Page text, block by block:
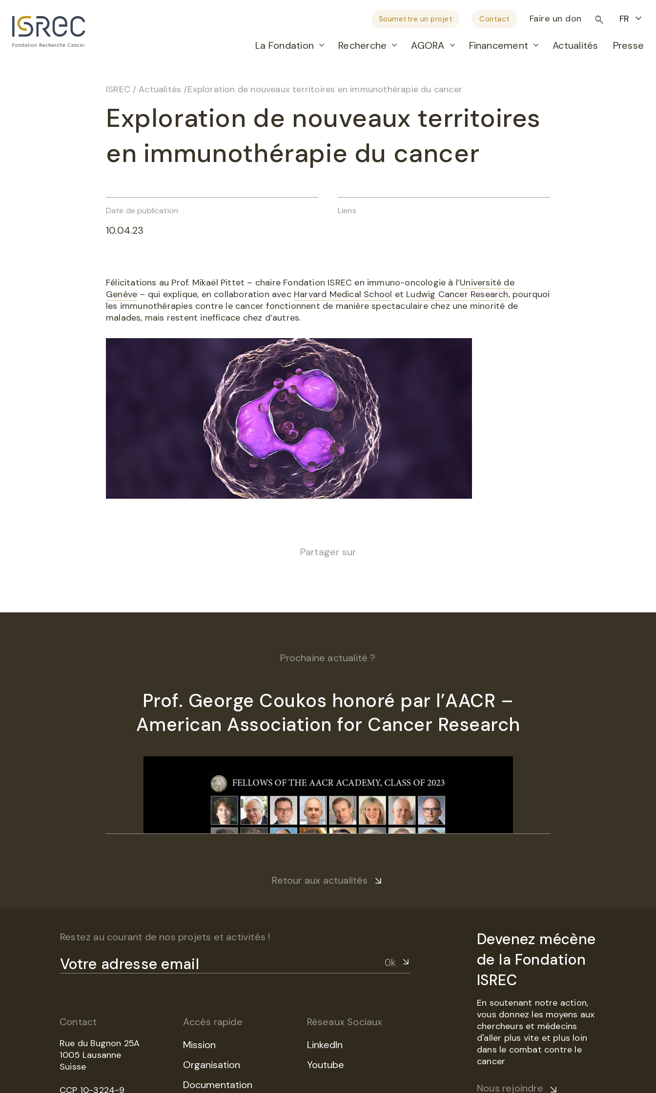
La Fondation Recherche AGORA Financement Actualités Presse
Soumettre un projet Contact Faire un don FR
ISREC / Actualités /Exploration de nouveaux territoires en immunothérapie du cancer
Exploration de nouveaux territoires
en immunothérapie du cancer
Date de publication
10.04.23
Liens
Félicitations au Prof. Mikaël Pittet – chaire Fondation ISREC en immuno-oncologie à l’Université de
Genève – qui explique, en collaboration avec Harvard Medical School et Ludwig Cancer Research, pourquoi
les immunothérapies contre le cancer fonctionnent de manière spectaculaire chez une minorité de
malades, mais restent inefficace chez d’autres.
Partager sur
Prochaine actualité ?
Prof. George Coukos honoré par l’AACR –
American Association for Cancer Research
Retour aux actualités
Restez au courant de nos projets et activités !
Ok
Contact
Rue du Bugnon 25A
1005 Lausanne
Suisse
CCP 10-3224-9
Accès rapide
Mission
Organisation
Documentation
Réseaux Sociaux
LinkedIn
Youtube
Devenez mécène
de la Fondation
ISREC
En soutenant notre action,
vous donnez les moyens aux
chercheurs et médecins
d'aller plus vite et plus loin
dans le combat contre le
cancer
Nous rejoindre